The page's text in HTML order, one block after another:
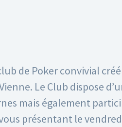
de Poker convivial
Le Club dispose
mais également
présentant le